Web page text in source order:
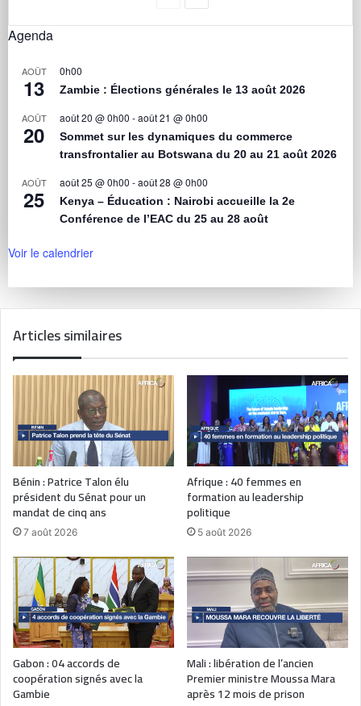
Agenda
AOÛT
13
0h00
Zambie : Élections générales le 13 août 2026
AOÛT
20
août 20 @ 0h00 -août 21 @ 0h00
Sommet sur les dynamiques du commerce
transfrontalier au Botswana du 20 au 21 août 2026
AOÛT
25
août 25 @ 0h00 -août 28 @ 0h00
Kenya – Éducation : Nairobi accueille la 2e
Conférence de l’EAC du 25 au 28 août
Voir le calendrier
Articles similaires
Bénin : Patrice Talon élu
président du Sénat pour un
mandat de cinq ans
7 août 2026
Afrique : 40 femmes en
formation au leadership
politique
5 août 2026
Gabon : 04 accords de
coopération signés avec la
Gambie
Mali : libération de l’ancien
Premier ministre Moussa Mara
après 12 mois de prison